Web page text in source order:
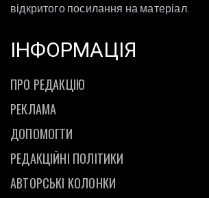
відкритого посилання на матеріал.
ІНФОРМАЦІЯ
ПРО РЕДАКЦІЮ
РЕКЛАМА
ДОПОМОГТИ
РЕДАКЦІЙНІ ПОЛІТИКИ
АВТОРСЬКІ КОЛОНКИ